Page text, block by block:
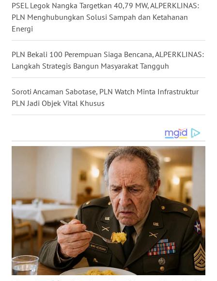
PSEL Legok Nangka Targetkan 40,79 MW, ALPERKLINAS:
PLN Menghubungkan Solusi Sampah dan Ketahanan
Energi
PLN Bekali 100 Perempuan Siaga Bencana, ALPERKLINAS:
Langkah Strategis Bangun Masyarakat Tangguh
Soroti Ancaman Sabotase, PLN Watch Minta Infrastruktur
PLN Jadi Objek Vital Khusus
MALUT
WN
DAIRI
WN
DANAU
TOBA
WN
WN
SELATAN
WN
TANJUNG
LESUNG
WN